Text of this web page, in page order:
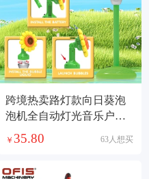
跨境热卖路灯款向日葵泡
泡机全自动灯光音乐户外
大型派对婚庆玩具
￥ 35.80 63人想买